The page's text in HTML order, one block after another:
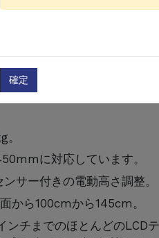
スタンド
に対応しています。
サー付きの電動高さ調整。
から100cmから145cm。
ンチまでのほとんどのLCD
確定